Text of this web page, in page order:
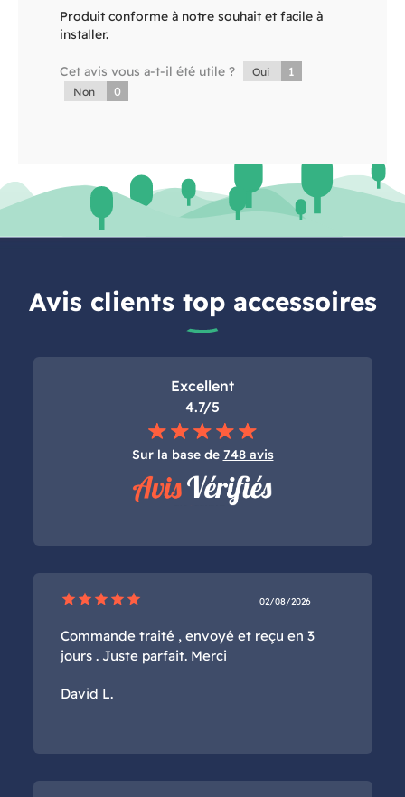
Produit conforme à notre souhait et facile à
installer.
Cet avis vous a-t-il été utile ? Oui 1
Non 0
Avis clients top accessoires
Excellent
4.7/5
Sur la base de 748 avis
star star star star star 02/08/2026
Commande traité , envoyé et reçu en 3
jours . Juste parfait. Merci
David L.